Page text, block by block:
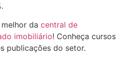
da central de
imobiliário! Conheça cursos
publicações do setor.